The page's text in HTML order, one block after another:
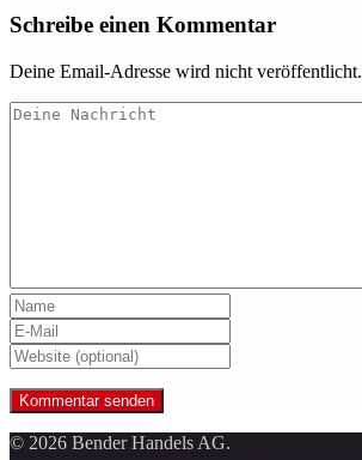
Schreibe einen Kommentar
Deine Email-Adresse wird nicht veröffentlicht.
© 2026 Bender Handels AG.